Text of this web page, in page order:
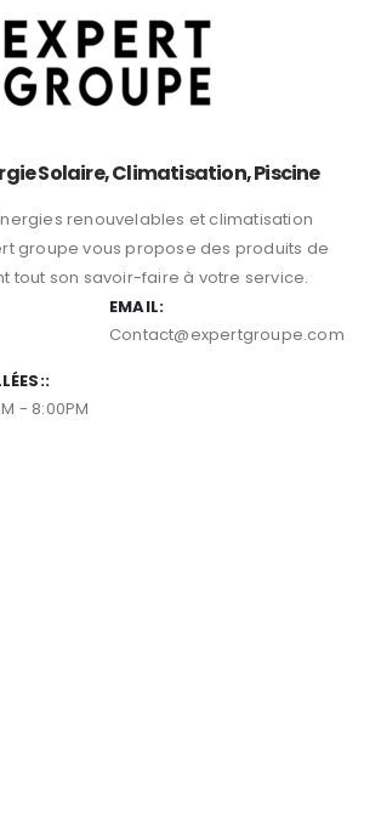
Solaire, Climatisation, Piscine
renouvelables et climatisation
groupe vous propose des produits de
tout son savoir-faire à votre service.
EMAIL:
Contact@expertgroupe.com
- 8:00PM